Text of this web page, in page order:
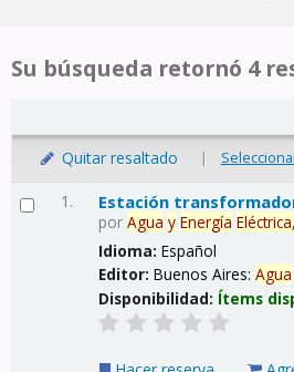
Su búsqueda retornó 4
Quitar resaltado |
1. Estación
porAgua y Energía Eléctrica,
Idioma:Español
Editor:Buenos Aires:Agua
Disponibilidad: Ítems